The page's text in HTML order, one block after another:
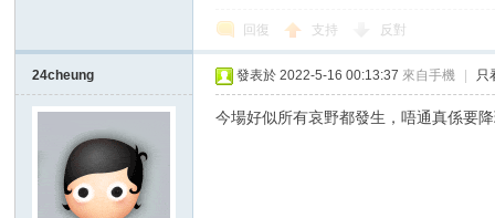
回復 支持 反對
24cheung 發表於 2022-5-16 00:13:37 來自手機 只
今場好似所有哀野都發生，唔通真係要降